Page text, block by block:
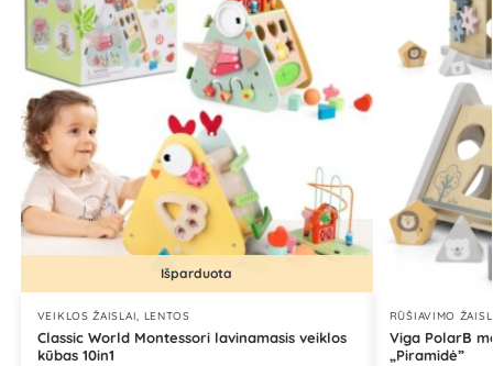
Išparduota
VEIKLOS ŽAISLAI, LENTOS
Classic World Montessori lavinamasis veiklos
kūbas 10in1
RŪŠIAVIMO
Viga PolarB
„Piramidė”